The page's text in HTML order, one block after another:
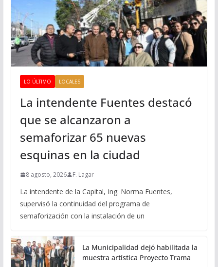
LO ÚLTIMO LOCALES
La intendente Fuentes destacó
que se alcanzaron a
semaforizar 65 nuevas
esquinas en la ciudad
8 agosto, 2026 F. Lagar
La intendente de la Capital, Ing. Norma Fuentes,
supervisó la continuidad del programa de
semaforización con la instalación de un
La Municipalidad dejó habilitada la
muestra artística Proyecto Trama